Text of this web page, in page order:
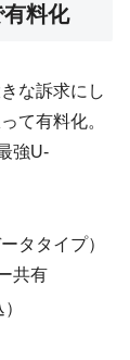
有料化
な訴求にし
て有料化。
強U-
タタイプ）
共有